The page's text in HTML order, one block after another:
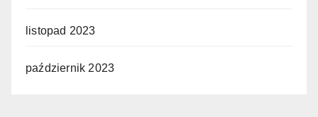
listopad 2023
październik 2023